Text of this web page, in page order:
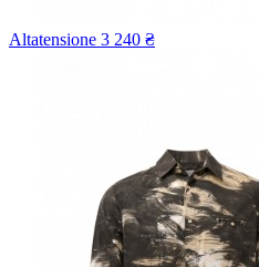
Altatensione 3 240 ₴